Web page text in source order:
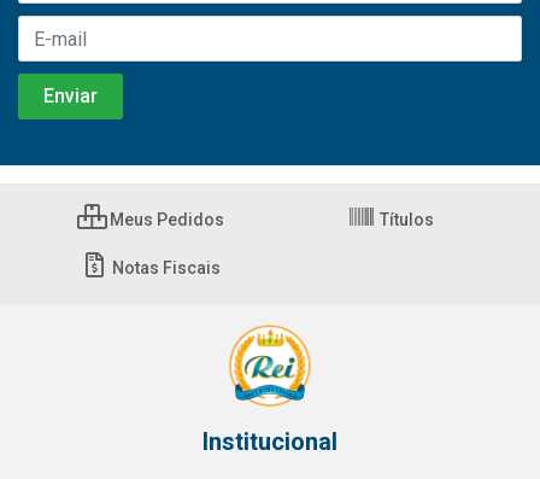
Meus Pedidos Títulos
Notas Fiscais
Institucional